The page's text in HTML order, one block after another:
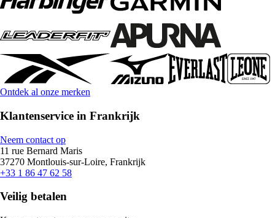
Ontdek al onze merken
Klantenservice in Frankrijk
Neem contact op
11 rue Bernard Maris
37270 Montlouis-sur-Loire, Frankrijk
+33 1 86 47 62 58
Veilig betalen